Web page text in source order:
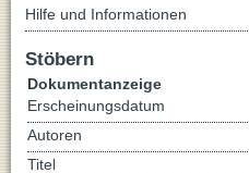
Hilfe und Informationen
Stöbern
Dokumentanzeige
Erscheinungsdatum
Autoren
Titel